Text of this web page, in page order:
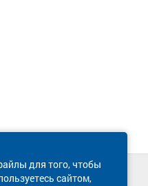
для того, чтобы
сайтом,
сайта